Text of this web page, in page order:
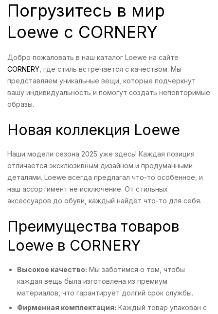
Погрузитесь в мир
Loewe с CORNERY
Добро пожаловать в наш каталог Loewe на сайте
CORNERY , где стиль встречается с качеством. Мы
представляем уникальные вещи, которые подчеркнут
вашу индивидуальность и помогут создать неповторимые
образы.
Новая коллекция Loewe
Наши модели сезона 2025 уже здесь! Каждая позиция
отличается эксклюзивным дизайном и продуманными
деталями. Loewe всегда предлагал что-то особенное, и
наш ассортимент не исключение. От стильных
аксессуаров до обуви, каждый найдёт что-то для себя.
Преимущества товаров
Loewe в CORNERY
Высокое качество: Мы заботимся о том, чтобы
каждая вещь была изготовлена из премиум
материалов, что гарантирует долгий срок службы.
Фирменная комплектация: Каждый товар упакован с